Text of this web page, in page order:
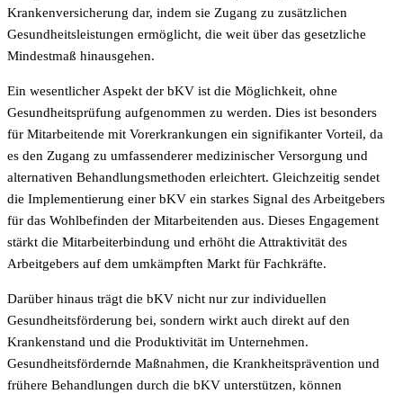
Krankenversicherung dar, indem sie Zugang zu zusätzlichen
Gesundheitsleistungen ermöglicht, die weit über das gesetzliche
Mindestmaß hinausgehen.
Ein wesentlicher Aspekt der bKV ist die Möglichkeit, ohne
Gesundheitsprüfung aufgenommen zu werden. Dies ist besonders
für Mitarbeitende mit Vorerkrankungen ein signifikanter Vorteil, da
es den Zugang zu umfassenderer medizinischer Versorgung und
alternativen Behandlungsmethoden erleichtert. Gleichzeitig sendet
die Implementierung einer bKV ein starkes Signal des Arbeitgebers
für das Wohlbefinden der Mitarbeitenden aus. Dieses Engagement
stärkt die Mitarbeiterbindung und erhöht die Attraktivität des
Arbeitgebers auf dem umkämpften Markt für Fachkräfte.
Darüber hinaus trägt die bKV nicht nur zur individuellen
Gesundheitsförderung bei, sondern wirkt auch direkt auf den
Krankenstand und die Produktivität im Unternehmen.
Gesundheitsfördernde Maßnahmen, die Krankheitsprävention und
frühere Behandlungen durch die bKV unterstützen, können